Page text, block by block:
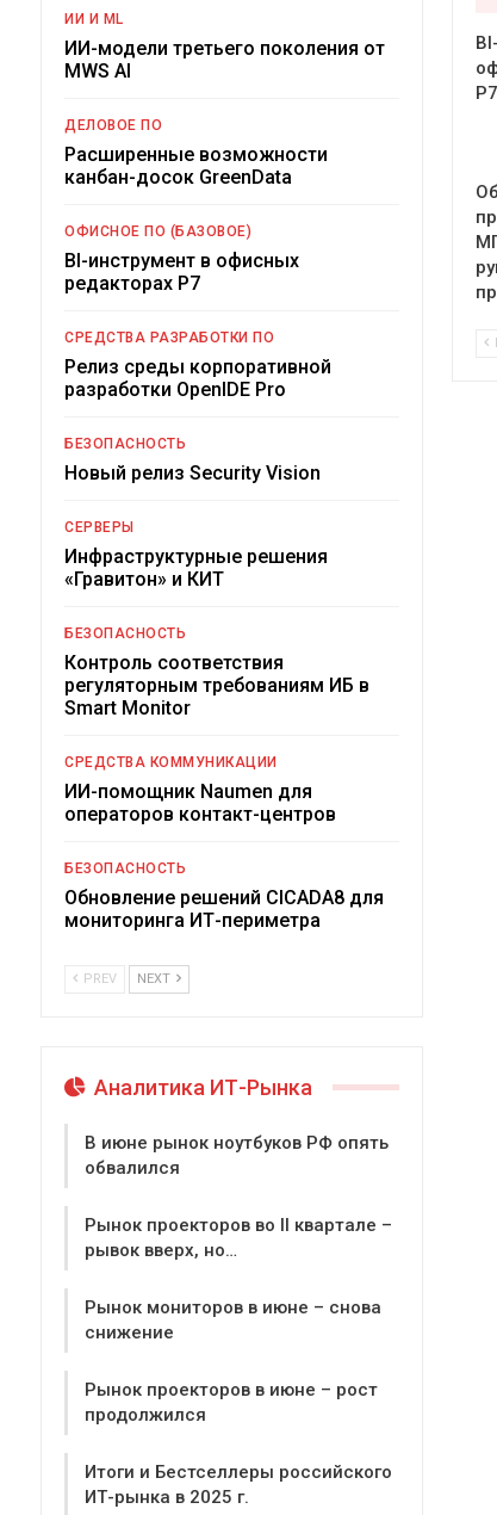
Р7
ИИ И ML
ИИ-модели третьего поколения от
MWS AI
ДЕЛОВОЕ ПО
Расширенные возможности
канбан-досок GreenData
ОФИСНОЕ ПО (БАЗОВОЕ)
BI-инструмент в офисных
редакторах Р7
СРЕДСТВА РАЗРАБОТКИ ПО
Релиз среды корпоративной
разработки OpenIDE Pro
БЕЗОПАСНОСТЬ
Новый релиз Security Vision
СЕРВЕРЫ
Инфраструктурные решения
«Гравитон» и КИТ
БЕЗОПАСНОСТЬ
Контроль соответствия
регуляторным требованиям ИБ в
Smart Monitor
СРЕДСТВА КОММУНИКАЦИИ
ИИ-помощник Naumen для
операторов контакт-центров
БЕЗОПАСНОСТЬ
Обновление решений CICADA8 для
мониторинга ИТ-периметра
PREV NEXT
Аналитика ИТ-Рынка
В июне рынок ноутбуков РФ опять
обвалился
Рынок проекторов во II квартале –
рывок вверх, но…
Рынок мониторов в июне – снова
снижение
Рынок проекторов в июне – рост
продолжился
Итоги и Бестселлеры российского
ИТ-рынка в 2025 г.